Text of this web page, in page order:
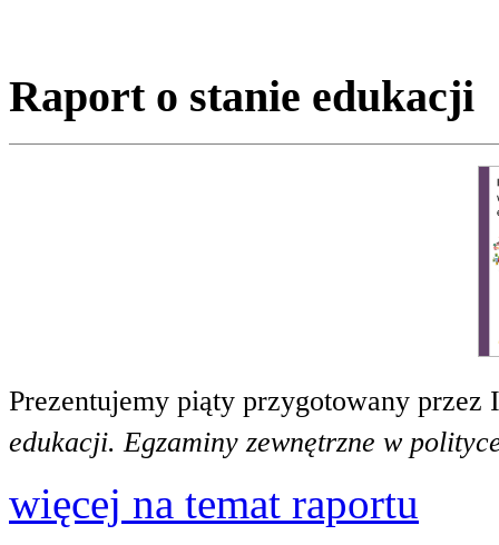
Raport o stanie edukacji
Prezentujemy piąty przygotowany
edukacji. Egzaminy zewnętrzne w
więcej na temat raportu